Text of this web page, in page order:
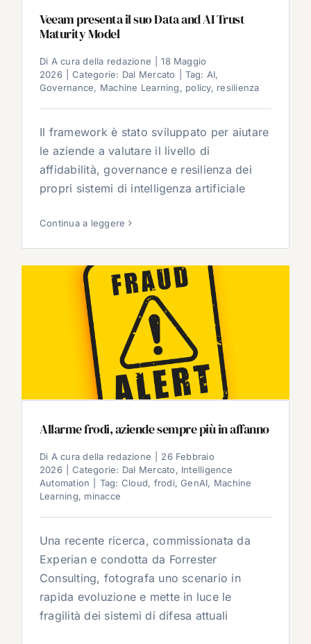
Veeam presenta il suo Data and AI Trust
Maturity Model
Di A cura della redazione
18 Maggio
2026
Categorie: Dal Mercato Tag: AI,
Governance, Machine Learning, policy, resilienza
Il framework è stato sviluppato per aiutare
le aziende a valutare il livello di
affidabilità, governance e resilienza dei
propri sistemi di intelligenza artificiale
Continua a leggere
Allarme frodi, aziende sempre più in affanno
Di A cura della redazione
26 Febbraio
2026
Categorie: Dal Mercato, Intelligence
Automation
Tag: Cloud, frodi,GenAI, Machine
Learning, minacce
Una recente ricerca, commissionata da
Experian e condotta da Forrester
Consulting, fotografa uno scenario in
rapida evoluzione e mette in luce le
fragilità dei sistemi di difesa attuali